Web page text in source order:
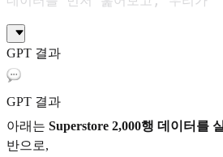
GPT 결과
GPT 결과
아래는 Superstore 2,000행 데이터를
반으로,